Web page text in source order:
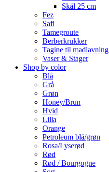
Skål 25 cm
Fez
Safi
Tamegroute
Berberkrukker
Tagine til madlavning
Vaser & Stager
Shop by color
Blå
Grå
Grøn
Honey/Brun
Hvid
Lilla
Orange
Petroleum blå/grøn
Rosa/Lyserød
Rød
Rød / Bourgogne